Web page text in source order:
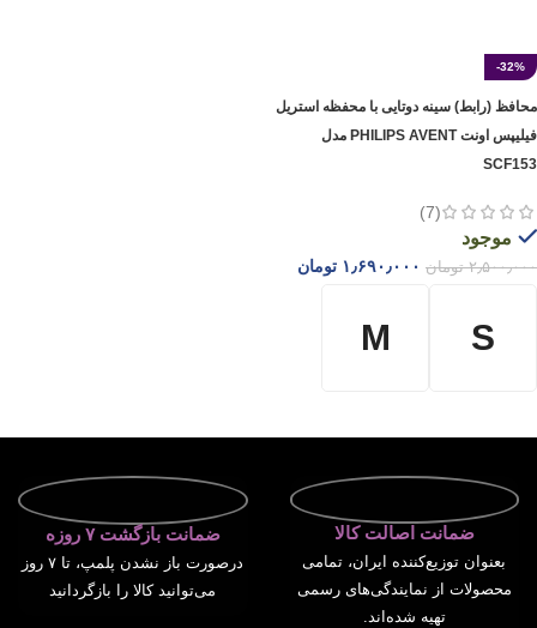
-32%
محافظ (رابط) سینه دوتایی با محفظه استریل
فیلیپس اونت PHILIPS AVENT مدل
SCF153
(7)
موجود
۲٫۵۰۰٫۰۰۰ تومان ۱٫۶۹۰٫۰۰۰ تومان
S
M
ضمانت اصالت کالا
بعنوان توزیع‌کننده ایران، تمامی
محصولات از نمایندگی‌های رسمی
تهیه شده‌اند.
ضمانت بازگشت ۷ روزه
درصورت باز نشدن پلمپ، تا ۷ روز
می‌توانید کالا را بازگردانید